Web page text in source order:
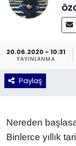
20.06.2020 - 10:31
YAYINLANMA
Paylaş
Nereden
Binlerce yıllık
EGE
EKONOMİ
English
KÜLTÜR
Süper Lig
Tüm
Son Dakika
Haber Arşivi